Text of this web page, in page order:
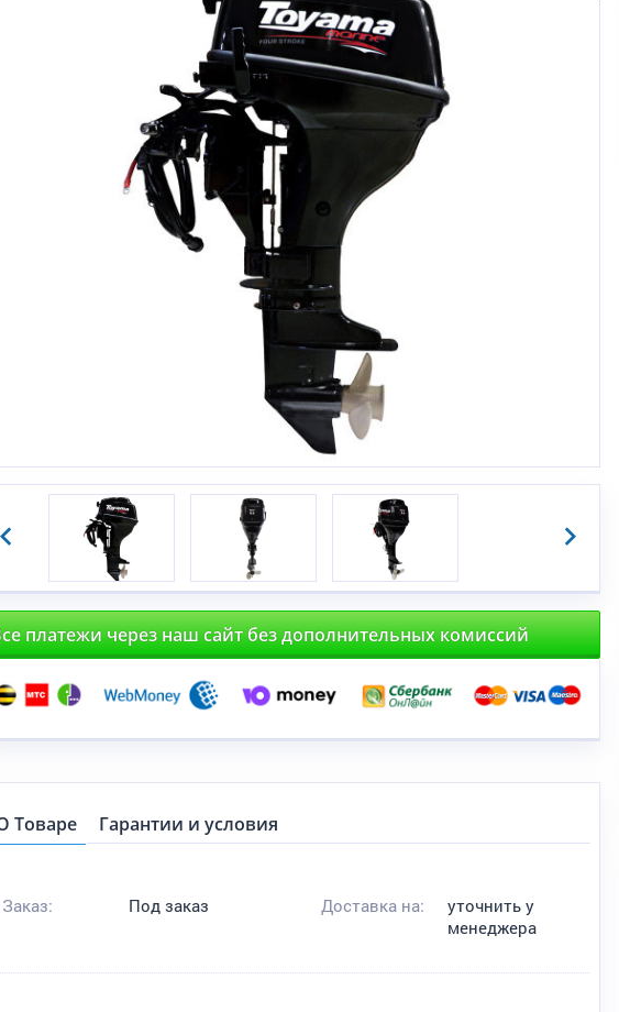
платежи через наш сайт без дополнительных комиссий
Товаре Гарантии и условия
Заказ: Под заказ Доставка на:
уточнить у
менеджера